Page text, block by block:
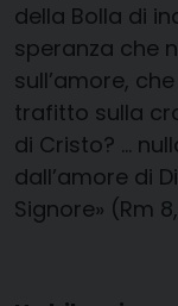
della Bolla di
speranza che
sull’amore,
trafitto sulla
di Cristo? …
dall’amore di
Signore» (Rm